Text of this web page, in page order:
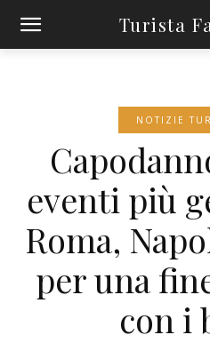
Turista
NOTIZIE
eventi più
Roma,
per una
con i